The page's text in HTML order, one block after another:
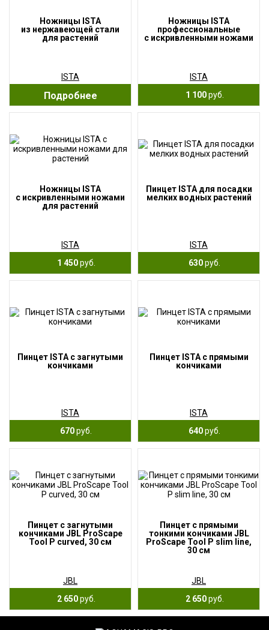
Ножницы ISTA
из нержавеющей стали
для растений
ISTA
Подробнее
Ножницы ISTA
профессиональные
с искривленными ножами
ISTA
1 100руб.
Ножницы ISTA
с искривленными ножами
для растений
ISTA
1 450руб.
Пинцет ISTA для посадки
мелких водных растений
ISTA
630руб.
Пинцет ISTA с загнутыми
кончиками
ISTA
670руб.
Пинцет ISTA с прямыми
кончиками
ISTA
640руб.
Пинцет с загнутыми
кончиками JBL ProScape
Tool P curved, 30 см
JBL
2 650руб.
Пинцет с прямыми
тонкими кончиками JBL
ProScape Tool P slim line,
30 см
JBL
2 650руб.